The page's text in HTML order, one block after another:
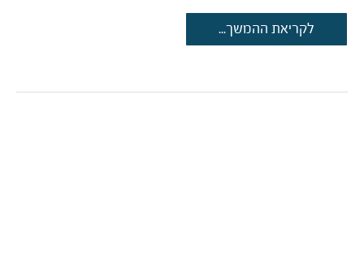
מדריך
לכתיבת
לקריאת ההמשך...